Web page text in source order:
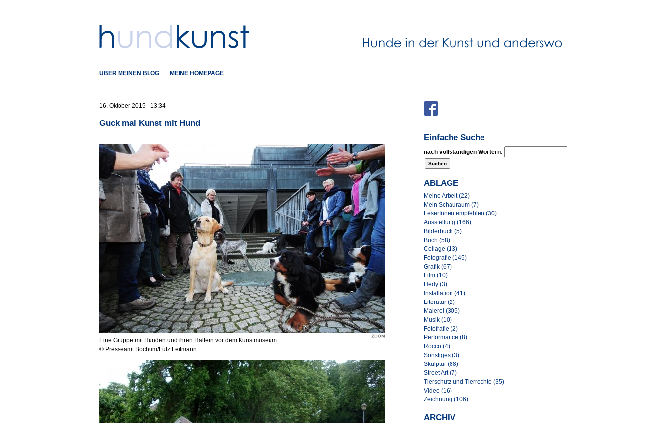
ÜBER MEINEN BLOG MEINE HOMEPAGE
16. Oktober 2015 - 13:34
Guck mal Kunst mit Hund
Eine Gruppe mit Hunden und ihren Haltern vor dem Kunstmuseum
© Presseamt Bochum/Lutz Leitmann
Einfache Suche
nach vollständigen Wörtern:
ABLAGE
Meine Arbeit (22)
Mein Schauraum (7)
LeserInnen empfehlen (30)
Ausstellung (166)
Bilderbuch (5)
Buch (58)
Collage (13)
Fotografie (145)
Grafik (67)
Film (10)
Hedy (3)
Installation (41)
Literatur (2)
Malerei (305)
Musik (10)
Fotofrafie (2)
Performance (8)
Rocco (4)
Sonstiges (3)
Skulptur (88)
Street Art (7)
Tierschutz und Tierrechte (35)
Video (16)
Zeichnung (106)
ARCHIV